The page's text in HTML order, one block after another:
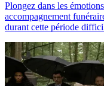
Plongez dans les
accompagnement
durant cette période